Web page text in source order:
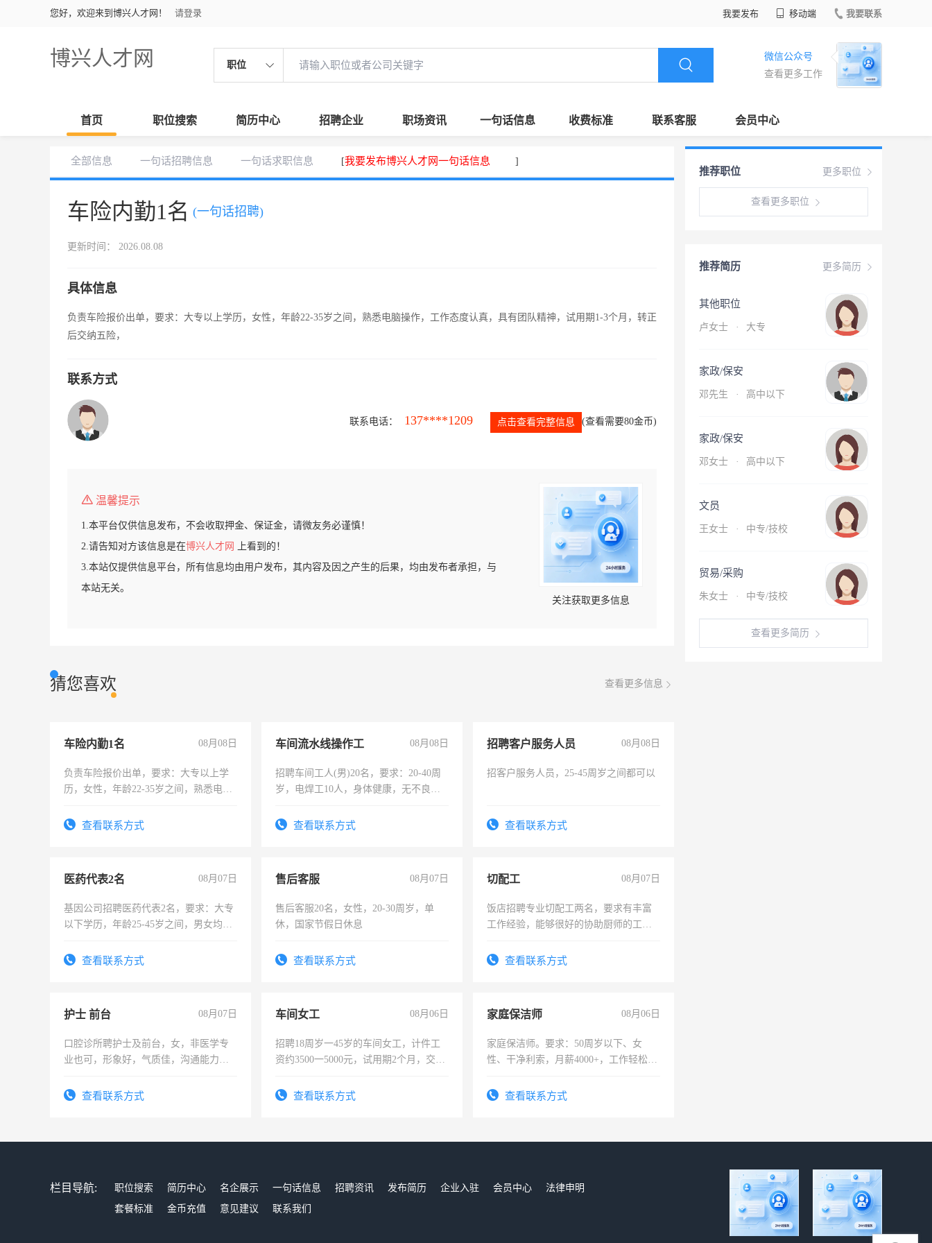
您好，欢迎来到博兴人才网！ 请登录 我要发布 移动端 我要联系
博兴人才网 职位
微信公众号
查看更多工作
首页 职位搜索 简历中心 招聘企业 职场资讯 一句话信息 收费标准 联系客服 会员中心
全部信息 一句话招聘信息 一句话求职信息 [我要发布博兴人才网一句话信息 ]
车险内勤1名 (一句话招聘)
更新时间： 2026.08.08
具体信息
负责车险报价出单，要求：大专以上学历，女性，年龄22-35岁之间，熟悉电脑操作，工作态度认真，具有团队精神，试用期1-3个月，转正
后交纳五险，
联系方式
联系电话： 137****1209 点击查看完整信息 (查看需要80金币)
温馨提示
1.本平台仅供信息发布，不会收取押金、保证金，请微友务必谨慎！
2.请告知对方该信息是在博兴人才网
上看到的！
3.本站仅提供信息平台，所有信息均由用户发布，其内容及因之产生的后果，均由发布者承担，与
本站无关。
关注获取更多信息
猜您喜欢 查看更多信息
车险内勤1名 08月08日
负责车险报价出单，要求：大专以上学
历，女性，年龄22-35岁之间，熟悉电脑
试用期1-3个月，转正后交纳五险，
查看联系方式
车间流水线操作工 08月08日
招聘车间工人(男)20名，要求：20-40周
岁，电焊工10人，身体健康，无不良嗜
宿，免费发放劳保用品，两班倒，每月
查看联系方式
招聘客户服务人员 08月08日
招客户服务人员，25-45周岁之间都可以
查看联系方式
医药代表2名 08月07日
基因公司招聘医药代表2名，要求：大专
以下学历，年龄25-45岁之间，男女均
表或者有医学资质的优先，底薪+绩效，
查看联系方式
售后客服 08月07日
售后客服20名，女性，20-30周岁，单
休，国家节假日休息
查看联系方式
切配工 08月07日
饭店招聘专业切配工两名，要求有丰富
工作经验，能够很好的协助厨师的工
4500。查看联系方式
护士 前台 08月07日
口腔诊所聘护士及前台，女，非医学专
业也可，形象好，气质佳，沟通能力
查看联系方式
车间女工 08月06日
招聘18周岁一45岁的车间女工，计件工
资约3500一5000元，试用期2个月，交五
查看联系方式
家庭保洁师 08月06日
家庭保洁师。要求：50周岁以下、女
性、干净利索，月薪4000+，工作轻松，
太太等。查看联系方式
更多职位
推荐职位
查看更多职位
更多简历
推荐简历
其他职位
卢女士 · 大专
家政/保安
邓先生 · 高中以下
家政/保安
邓女士 · 高中以下
文员
王女士 · 中专/技校
贸易/采购
朱女士 · 中专/技校
查看更多简历
栏目导航: 职位搜索 简历中心 名企展示 一句话信息 招聘资讯 发布简历 企业入驻 会员中心
法律申明
套餐标准
金币充值 意见建议 联系我们